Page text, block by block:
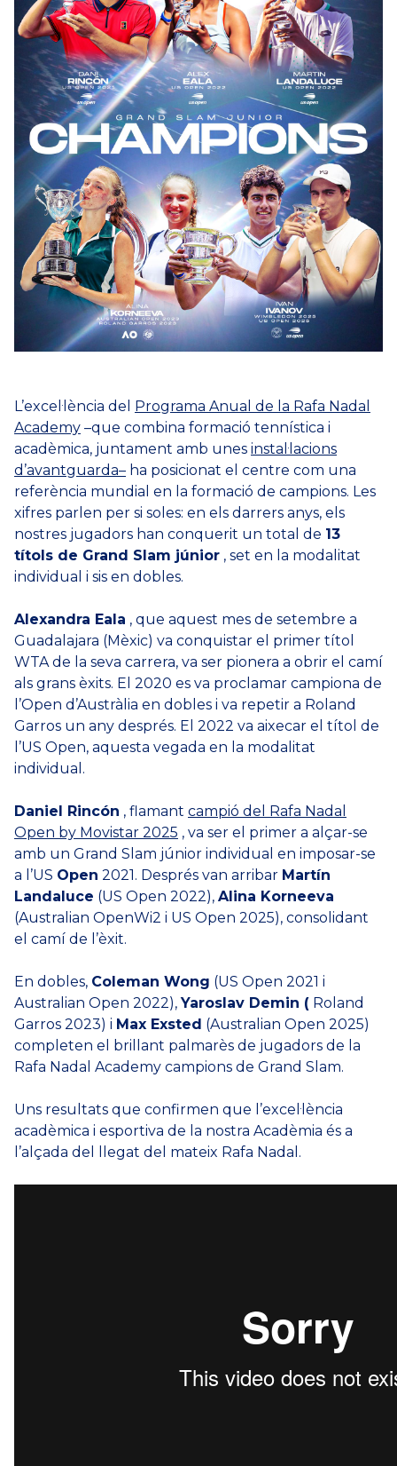
L’excel·lència del Programa Anual de la Rafa Nadal
Academy –que combina formació tennística i
acadèmica, juntament amb unes instal·lacions
d’avantguarda– ha posicionat el centre com una
referència mundial en la formació de campions. Les
xifres parlen per si soles: en els darrers anys, els
nostres jugadors han conquerit un total de 13
títols de Grand Slam júnior , set en la modalitat
individual i sis en dobles.
Alexandra Eala , que aquest mes de setembre a
Guadalajara (Mèxic) va conquistar el primer títol
WTA de la seva carrera, va ser pionera a obrir el camí
als grans èxits. El 2020 es va proclamar campiona de
l’Open d’Austràlia en dobles i va repetir a Roland
Garros un any després. El 2022 va aixecar el títol de
l’US Open, aquesta vegada en la modalitat
individual.
Daniel Rincón , flamant campió del Rafa Nadal
Open by Movistar 2025 , va ser el primer a alçar-se
amb un Grand Slam júnior individual en imposar-se
a l’US Open 2021. Després van arribar Martín
Landaluce (US Open 2022), Alina Korneeva
(Australian OpenWi2 i US Open 2025), consolidant
el camí de l’èxit.
En dobles, Coleman Wong (US Open 2021 i
Australian Open 2022),Yaroslav Demin ( Roland
Garros 2023) i Max Exsted (Australian Open 2025)
completen el brillant palmarès de jugadors de la
Rafa Nadal Academy campions de Grand Slam.
Uns resultats que confirmen que l’excel·lència
acadèmica i esportiva de la nostra Acadèmia és a
l’alçada del llegat del mateix Rafa Nadal.